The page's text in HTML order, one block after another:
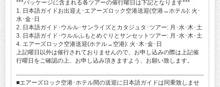
***パッケージに含まれる各ツアーの催行曜日は下記となります***
1. 日本語ガイドお出迎え･エアーズロック空港送迎(空港→ホテル): 火･
水･金･日
2. 日本語ガイド･ウルル･サンライズとカタジュタ･ツアー: 月･水･木･土
3. 日本語ガイド･ウルルふもとめぐりとサンセットツアー: 月･水･木･土
4. エアーズロック空港送迎(ホテル→空港): 火･木･金･日
上記曜日以外は催行されておりませんので、お申し込みの際は上記催
行曜日をご確認の上、お申し込み頂きますよう、お願い致します。
■エアーズロック空港･ホテル間の送迎に日本語ガイドは同乗致しませ